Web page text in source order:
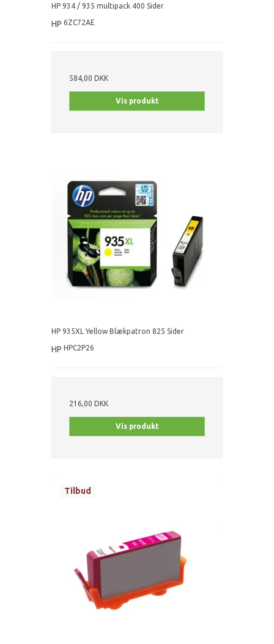
HP 934 / 935 multipack 400 Sider
HP 6ZC72AE
584,00 DKK
Vis produkt
HP 935XL Yellow Blækpatron 825 Sider
HP HPC2P26
216,00 DKK
Vis produkt
Tilbud